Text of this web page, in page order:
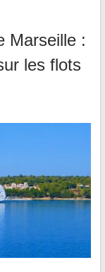
Marseille :
les flots